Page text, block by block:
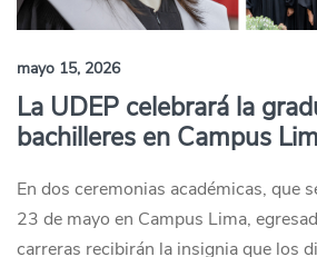
mayo 15, 2026
La UDEP celebrará la
bachilleres en Campus
En dos ceremonias académicas, que
23 de mayo en Campus Lima,
carreras recibirán la insignia que los